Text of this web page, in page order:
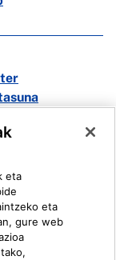
eta
eta
gure web